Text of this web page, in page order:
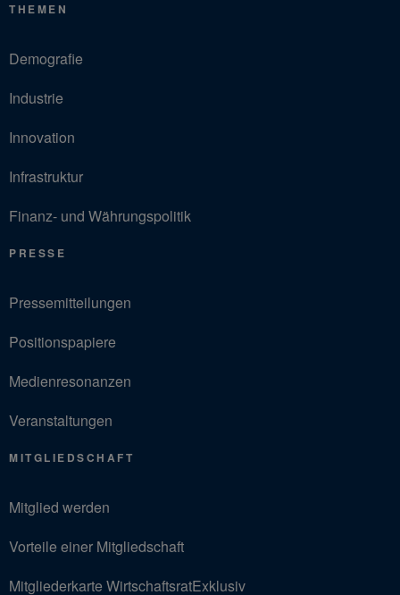
THEMEN
Demografie
Industrie
Innovation
Infrastruktur
Finanz- und Währungspolitik
PRESSE
Pressemitteilungen
Positionspapiere
Medienresonanzen
Veranstaltungen
MITGLIEDSCHAFT
Mitglied werden
Vorteile einer Mitgliedschaft
Mitgliederkarte WirtschaftsratExklusiv